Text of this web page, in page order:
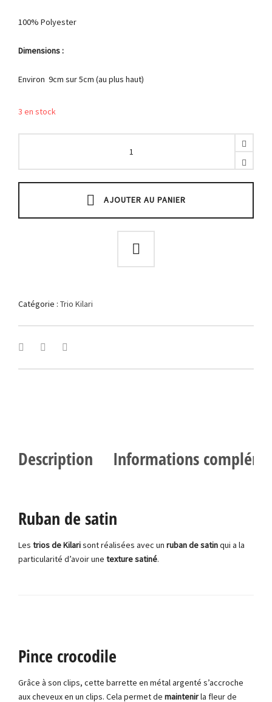
100% Polyester
Dimensions :
Environ 9cm sur 5cm (au plus haut)
3 en stock
AJOUTER AU PANIER
Catégorie : Trio Kilari
Description Informations
Ruban de satin
Les trios de Kilarisont réalisées avec un ruban de satinqui a la
particularité d’avoir une texture satiné.
Pince crocodile
Grâce à son clips, cette barrette en métal argenté s’accroche
aux cheveux en un clips. Cela permet de maintenirla fleur de